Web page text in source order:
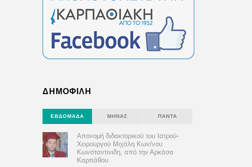
ΔΗΜΟΦΙΛΗ
ΕΒΔΟΜΆΔΑ ΜΉΝΑΣ ΠΆΝΤΑ
Απονομή διδακτορικού του Ιατρού-
Χειρουργού Μιχάλη Κων/νου
Κωνσταντινιδη, από την Αρκάσα
Καρπάθου